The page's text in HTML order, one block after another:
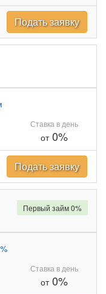
Подать заявку
Ставка в день
от0%
Подать заявку
Ставка в день
от0%
Первый займ 0%